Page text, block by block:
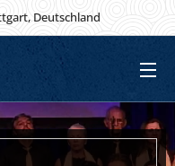
Deutschland